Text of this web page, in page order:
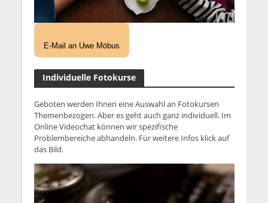
E-Mail an Uwe Möbus
Individuelle Fotokurse
Geboten werden Ihnen eine Auswahl an Fotokursen
Themenbezogen. Aber es geht auch ganz individuell. Im
Online Videochat können wir spezifische
Problembereiche abhandeln. Für weitere Infos klick auf
das Bild.